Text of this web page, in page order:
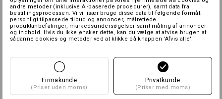
andre metoder (inklusive AI-baserede procedurer), samt data fra
bestillingsprocessen. Vi vil især bruge disse data til følgende formål:
personligt tilpassede tilbud og annoncer, målrettede
produktanbefalinger, markedsundersøgelser samt måling af annoncer
og indhold. Hvis du ikke ønsker dette, kan du vælge at afvise brugen af
sådanne cookies og metoder ved at klikke på knappen 'Afvis alle'.
Firmakunde
(Priser uden moms)
Privatkunde
(Priser med moms)